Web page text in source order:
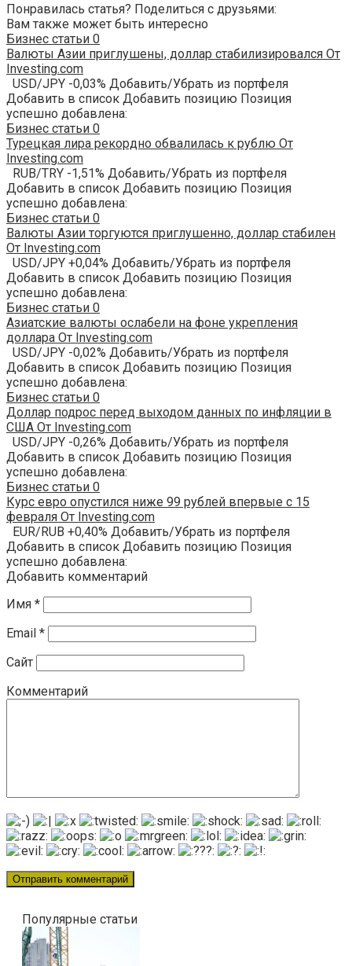
Понравилась статья? Поделиться с друзьями:
Вам также может быть интересно
Бизнес статьи 0
Валюты Азии приглушены, доллар стабилизировался От
Investing.com
USD/JPY -0,03% Добавить/Убрать из портфеля
Добавить в список Добавить позицию Позиция
успешно добавлена:
Бизнес статьи 0
Турецкая лира рекордно обвалилась к рублю От
Investing.com
RUB/TRY -1,51% Добавить/Убрать из портфеля
Добавить в список Добавить позицию Позиция
успешно добавлена:
Бизнес статьи 0
Валюты Азии торгуются приглушенно, доллар стабилен
От Investing.com
USD/JPY +0,04% Добавить/Убрать из портфеля
Добавить в список Добавить позицию Позиция
успешно добавлена:
Бизнес статьи 0
Азиатские валюты ослабели на фоне укрепления
доллара От Investing.com
USD/JPY -0,02% Добавить/Убрать из портфеля
Добавить в список Добавить позицию Позиция
успешно добавлена:
Бизнес статьи 0
Доллар подрос перед выходом данных по инфляции в
США От Investing.com
USD/JPY -0,26% Добавить/Убрать из портфеля
Добавить в список Добавить позицию Позиция
успешно добавлена:
Бизнес статьи 0
Курс евро опустился ниже 99 рублей впервые с 15
февраля От Investing.com
EUR/RUB +0,40% Добавить/Убрать из портфеля
Добавить в список Добавить позицию Позиция
успешно добавлена:
Добавить комментарий
Имя *
Email *
Сайт
Комментарий
Популярные статьи